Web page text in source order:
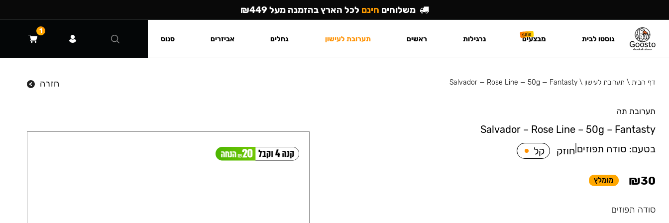
דף הבית\ תערובת לעישון \
Salvador — Rose Line — 50g — Fantasty חזרה
תערובת תה
Salvador – Rose Line – 50g – Fantasty
בטעם: סודה תפוזים חוזק קל
₪30 מומלץ
סודה תפוזים
משלוחים חינם לכל הארץ בהזמנה מעל ₪449
גוסטו לבית מבצעים נרגילות ראשים תערובת לעישון גחלים אביזרים סנוס
1